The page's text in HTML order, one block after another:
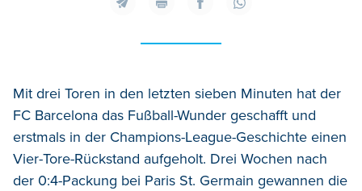
Mit drei Toren in den letzten sieben Minuten hat der
FC Barcelona das Fußball-Wunder geschafft und
erstmals in der Champions-League-Geschichte einen
Vier-Tore-Rückstand aufgeholt. Drei Wochen nach
der 0:4-Packung bei Paris St. Germain gewannen die